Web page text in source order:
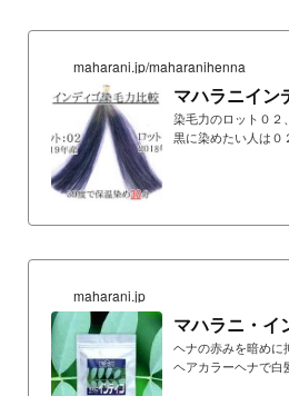
maharani.jp/maharanihenna
マハラニイン
染毛力のロット０２
黒に染めたい人は０
019年収穫）の発色
ない方は刺激が...
maharani.jp
マハラニ・イ
ヘナの赤みを暗めに
ヘアカラーヘナで白